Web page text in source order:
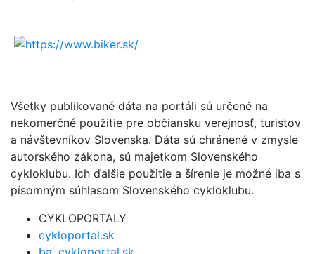
Všetky publikované dáta na portáli sú určené na
nekomerčné použitie pre občiansku verejnosť, turistov
a návštevníkov Slovenska. Dáta sú chránené v zmysle
autorského zákona, sú majetkom Slovenského
cykloklubu. Ich ďalšie použitie a šírenie je možné iba s
písomným súhlasom Slovenského cykloklubu.
CYKLOPORTALY
cykloportal.sk